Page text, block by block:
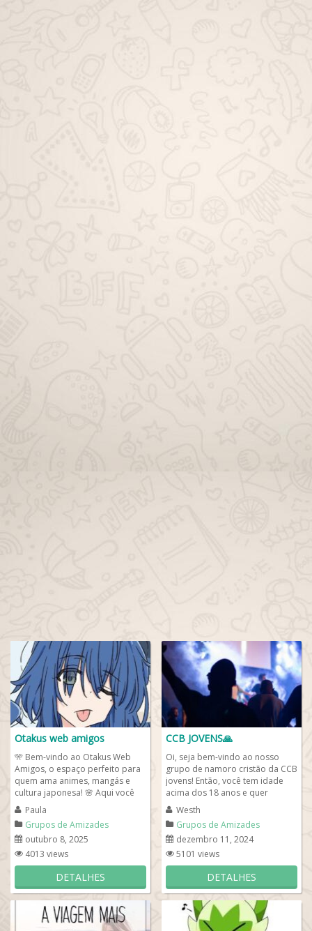
Otakus web amigos
🎌 Bem-vindo ao Otakus Web
Amigos, o espaço perfeito para
quem ama animes, mangás e
cultura japonesa! 🌸 Aqui você
pode fazer novas amizades,
trocar...
Paula
Grupos de Amizades
outubro 8, 2025
4013 views
DETALHES
CCB JOVENS🙏
Oi, seja bem-vindo ao nosso
grupo de namoro cristão da CCB
jovens! Então, você tem idade
acima dos 18 anos e quer
arrumar um romance cristão na
igreja...
Westh
Grupos de Amizades
dezembro 11, 2024
5101 views
DETALHES